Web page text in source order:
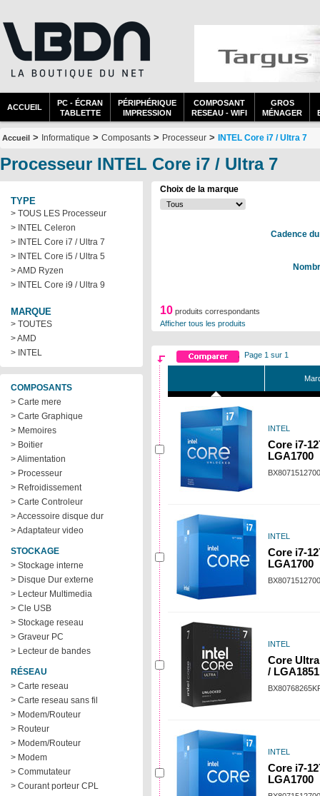
ACCUEIL
PC - ÉCRAN
TABLETTE
PÉRIPHÉRIQUE
IMPRESSION
COMPOSANT
RESEAU - WIFI
GROS
MÉNAGER
Accueil > Informatique > Composants > Processeur > INTEL Core i7 / Ultra 7
Processeur INTEL Core i7 / Ultra 7
TYPE
> TOUS LES Processeur
> INTEL Celeron
> INTEL Core i7 / Ultra 7
> INTEL Core i5 / Ultra 5
> AMD Ryzen
> INTEL Core i9 / Ultra 9
MARQUE
> TOUTES
> AMD
> INTEL
COMPOSANTS
> Carte mere
> Carte Graphique
> Memoires
> Boitier
> Alimentation
> Processeur
> Refroidissement
> Carte Controleur
> Accessoire disque dur
> Adaptateur video
STOCKAGE
> Stockage interne
> Disque Dur externe
> Lecteur Multimedia
> Cle USB
> Stockage reseau
> Graveur PC
> Lecteur de bandes
RÉSEAU
> Carte reseau
> Carte reseau sans fil
> Modem/Routeur
> Routeur
> Modem/Routeur
> Modem
> Commutateur
> Courant porteur CPL
Choix de la marque
Cadence
10 produits correspondants
Afficher tous les produits
Page 1 sur 1
INTEL
Core i7-
LGA1700
INTEL
Core i7-
LGA1700
INTEL
Core
/ LGA1851
INTEL
Core i7-
LGA1700